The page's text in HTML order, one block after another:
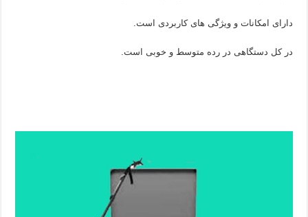
دارای امکانات و ویژگی های کاربردی است.
در کل دستگاهی در رده متوسط و خوبی است.